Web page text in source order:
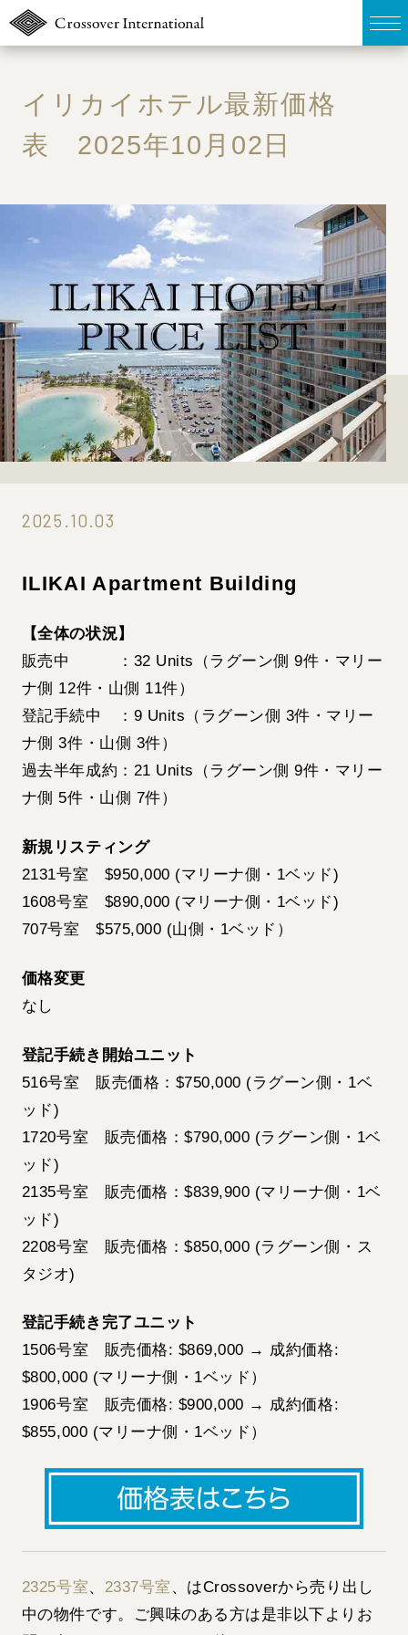
TOP
販売物件MAP
ウェブマガジン
お問い合わせ
03-6822-3235
イリカイホテル最新価格
表 2025年10月02日
2025.10.03
ILIKAI Apartment Building
【全体の状況】
販売中 ：32 Units（ラグーン側 9件・マリー
ナ側 12件・山側 11件）
登記手続中 ：9 Units（ラグーン側 3件・マリー
ナ側 3件・山側 3件）
過去半年成約：21 Units（ラグーン側 9件・マリー
ナ側 5件・山側 7件）
新規リスティング
2131号室 $950,000 (マリーナ側・1ベッド)
1608号室 $890,000 (マリーナ側・1ベッド)
707号室 $575,000 (山側・1ベッド）
価格変更
なし
登記手続き開始ユニット
516号室 販売価格：$750,000 (ラグーン側・1ベ
ッド)
1720号室 販売価格：$790,000 (ラグーン側・1ベ
ッド)
2135号室 販売価格：$839,900 (マリーナ側・1ベ
ッド)
2208号室 販売価格：$850,000 (ラグーン側・ス
タジオ)
登記手続き完了ユニット
1506号室 販売価格: $869,000 → 成約価格:
$800,000 (マリーナ側・1ベッド）
1906号室 販売価格: $900,000 → 成約価格:
$855,000 (マリーナ側・1ベッド）
2325号室、 2337号室 、はCrossoverから売り出し
中の物件です。ご興味のある方は是非以下よりお